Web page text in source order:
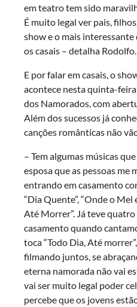
em teatro tem sido
É muito legal ver pais,
show e o mais
os casais – detalha Rodolfo.
E por falar em casais, o
acontece nesta quinta-
dos Namorados, com
Além dos sucessos já
canções românticas não
– Tem algumas músicas
esposa que as pessoas me
entrando em casamento
“Dia Quente”, “Onde o Mel
Até Morrer”. Já teve
casamento quando
toca “Todo Dia, Até
filmando juntos, se
eterna namorada não vai
vai ser muito legal poder
percebe que os jovens